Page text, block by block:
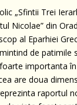
„Sfintii Trei
Nicolae” din
al Eparhiei
de patimile
importanta
are doua
raportul